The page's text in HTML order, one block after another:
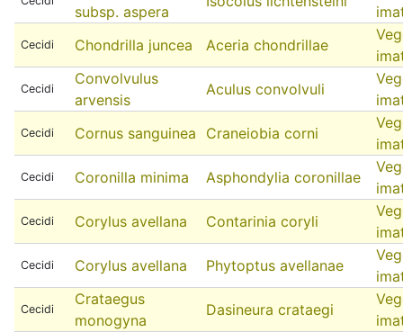
subsp. aspera
Cecidi Chondrilla juncea Aceria chondrillae
Cecidi
Convolvulus
arvensis
Aculus convolvuli
Cecidi Cornus sanguinea Craneiobia corni
Cecidi Coronilla minima Asphondylia coronillae
Cecidi Corylus avellana Contarinia coryli
Cecidi Corylus avellana Phytoptus avellanae
Cecidi
Crataegus
monogyna
Dasineura crataegi